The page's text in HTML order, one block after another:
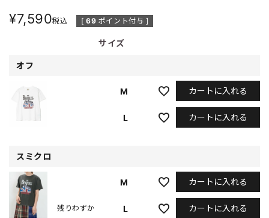
¥7,590税込 [ 69 ポイント付与 ]
サイズ
オフ
M カートに入れる
L カートに入れる
スミクロ
M カートに入れる
L
残りわずか カートに入れる